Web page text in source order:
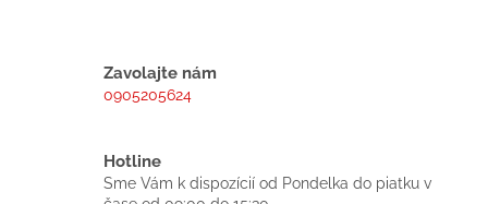
Zavolajte nám
0905205624
Hotline
Sme Vám k dispozícií od Pondelka do piatku v